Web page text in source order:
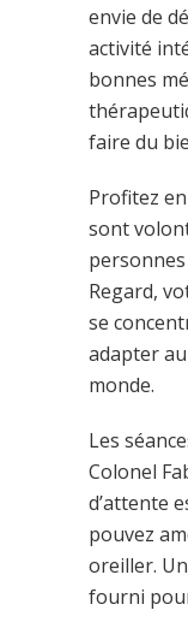
envie de
activité
bonnes
faire du
Profitez
sont
Regard,
se
adapter
monde.
Les
Colonel
d’attente
pouvez
oreiller.
fourni